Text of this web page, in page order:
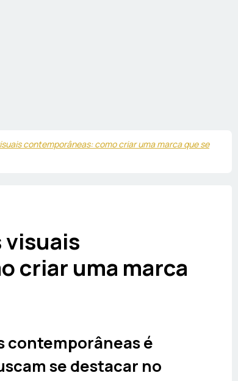
contemporâneas: como criar uma marca que se
visuais
criar uma marca
contemporâneas é
se destacar no